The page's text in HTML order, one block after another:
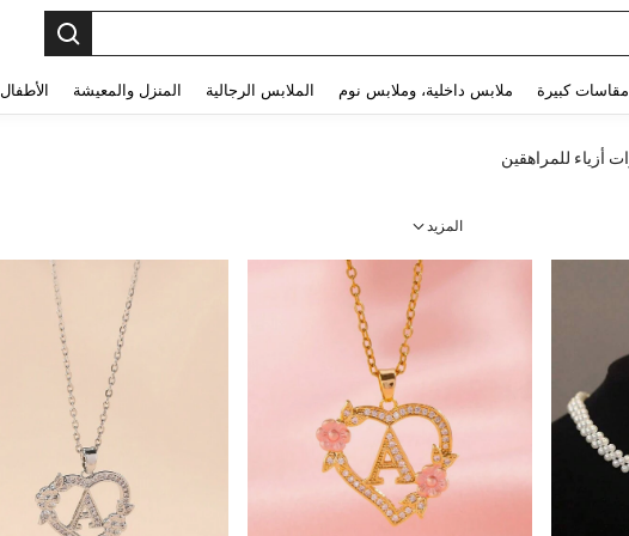
مقاسات كبيرة ملابس داخلية، وملابس نوم الملابس الرجالية المنزل والمعيشة الأطفال
أزياء للمراهقين
المزيد